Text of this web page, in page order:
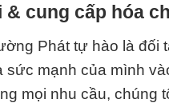
cung cấp hóa
Phát tự hào là đối
sức mạnh của mình
mọi nhu cầu, chúng